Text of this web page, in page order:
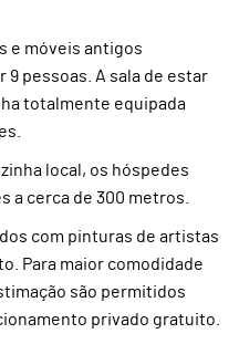
e móveis antigos
pessoas. A sala de estar
totalmente equipada
local, os hóspedes
a cerca de 300 metros.
com pinturas de artistas
Para maior comodidade
são permitidos
privado gratuito.